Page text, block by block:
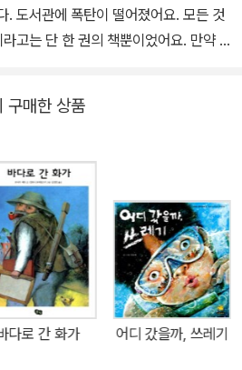
것
는 단 한 권의 책뿐이었어요. 만약 전
>는 전쟁이 일어나 피난을 가면서도
새겨진 모든 추억들마저도……. 그렇다
려고 했고, 피터는 왜 아버지와의 약속을
가 된 그곳에서, 절망만이 남은 그곳에
고 일어설 수 있을까요? 아버지가
지막 약속! 도서관에 폭탄이 떨어지고,
한 피터는 아버지와 함께 집을 떠나야
버지는 네모난 상자 안에 책 한 권을 넣으
구매한 상품
다로 간 화가 어디 갔을까, 쓰레기